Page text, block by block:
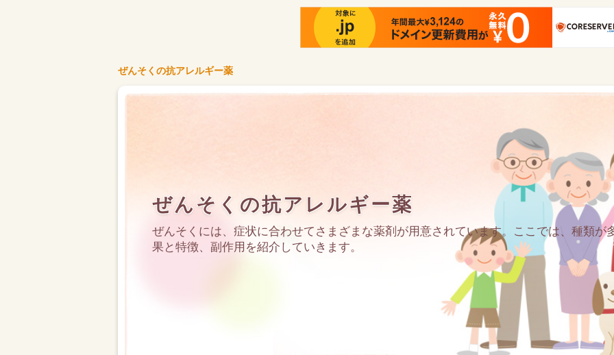
ぜんそくの抗アレルギー薬
ぜんそくの抗アレルギー薬
ぜんそくには、症状に合わせてさまざまな薬剤が用意されています。ここでは、種類が
果と特徴、副作用を紹介していきます。